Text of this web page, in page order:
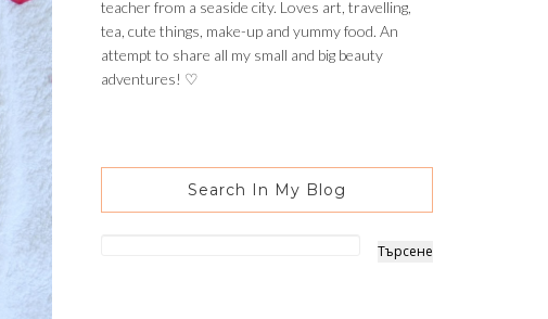
teacher from a seaside city. Loves art, travelling,
tea, cute things, make-up and yummy food. An
attempt to share all my small and big beauty
adventures! ♡
Search In My Blog